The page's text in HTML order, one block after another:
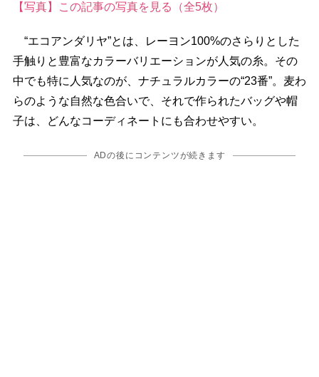
【写真】この記事の写真を見る（全5枚）
“エコアンダリヤ”とは、レーヨン100%のさらりとした
手触りと豊富なカラーバリエーションが人気の糸。その
中でも特に人気なのが、ナチュラルカラーの“23番”。麦わ
らのような自然な色合いで、それで作られたバッグや帽
子は、どんなコーディネートにも合わせやすい。
ADの後にコンテンツが続きます